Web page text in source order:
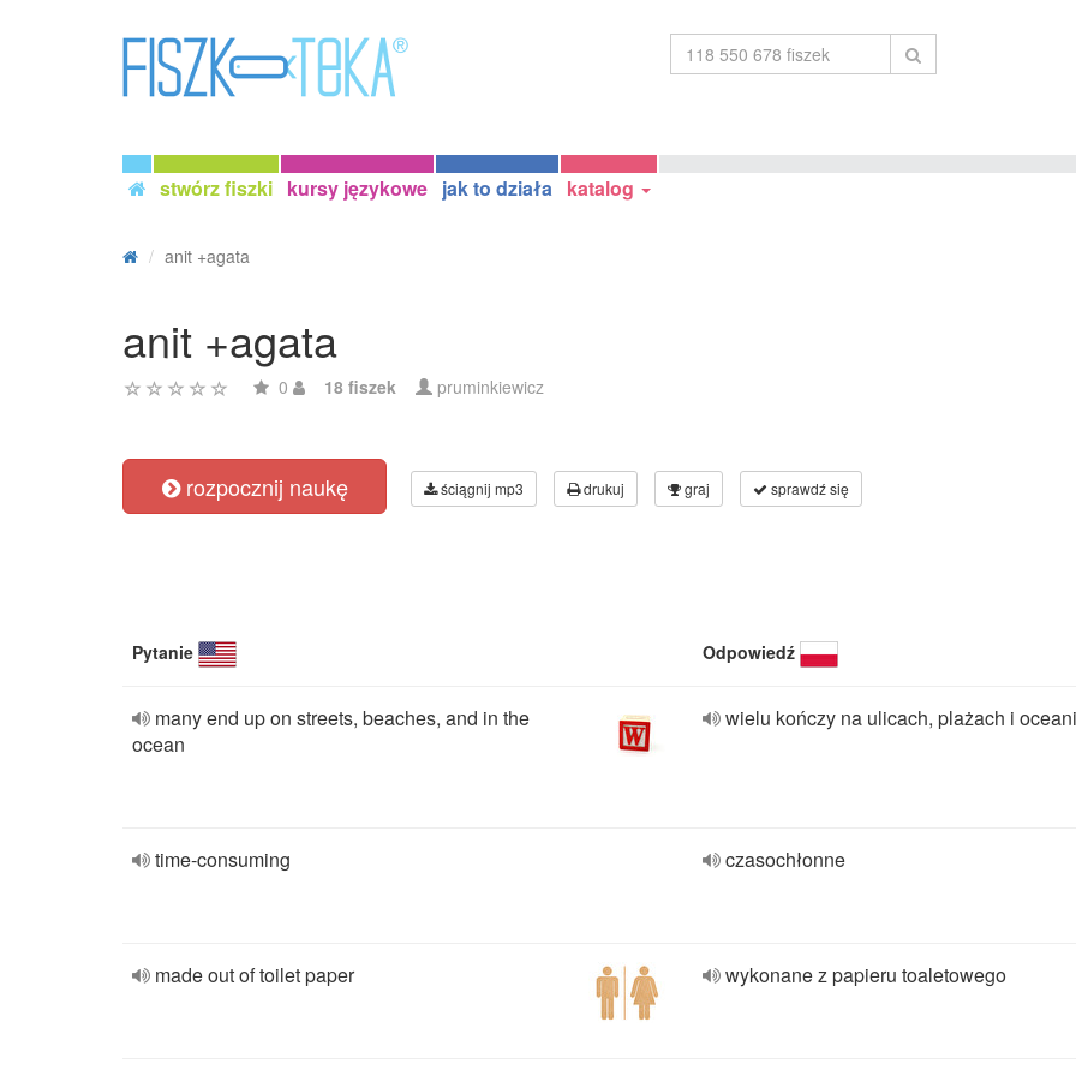
stwórz fiszki kursy językowe jak to działa katalog
anit +agata
anit +agata
0 18 fiszek pruminkiewicz
rozpocznij naukę ściągnij mp3 drukuj graj sprawdź się
Pytanie Odpowiedź
many end up on streets, beaches, and in the
ocean
wielu kończy na ulicach, plażach i
time-consuming czasochłonne
made out of toilet paper wykonane z papieru toaletowego